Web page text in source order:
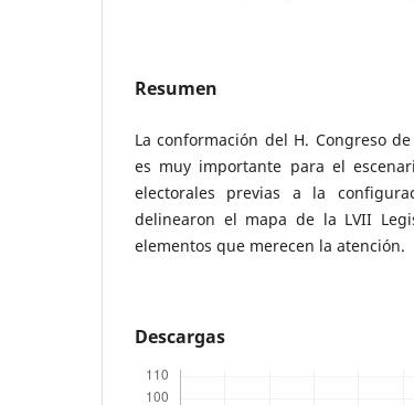
Resumen
La conformación del H. Congreso
es muy importante para el
electorales previas a la
delinearon el mapa de la LVII
elementos que merecen la atención.
Descargas